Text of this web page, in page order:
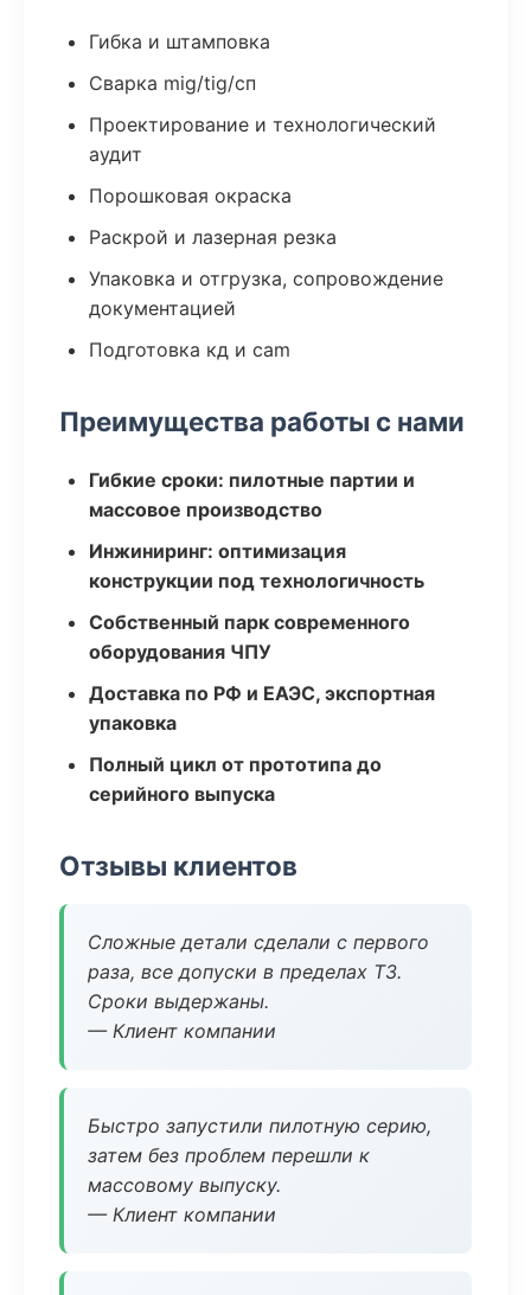
Гибка и штамповка
Сварка mig/tig/сп
Проектирование и технологический
аудит
Порошковая окраска
Раскрой и лазерная резка
Упаковка и отгрузка, сопровождение
документацией
Подготовка кд и cam
Преимущества работы с нами
Гибкие сроки: пилотные партии и
массовое производство
Инжиниринг: оптимизация
конструкции под технологичность
Собственный парк современного
оборудования ЧПУ
Доставка по РФ и ЕАЭС, экспортная
упаковка
Полный цикл от прототипа до
серийного выпуска
Отзывы клиентов
Сложные детали сделали с первого
раза, все допуски в пределах ТЗ.
Сроки выдержаны.
— Клиент компании
Быстро запустили пилотную серию,
затем без проблем перешли к
массовому выпуску.
— Клиент компании